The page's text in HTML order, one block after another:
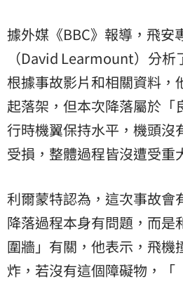
據外媒《BBC》報導，飛安
（David Learmount）分析
根據事故影片和相關資料，
起落架，但本次降落屬於「
行時機翼保持水平，機頭沒
受損，整體過程皆沒遭受重
利爾蒙特認為，這次事故會
降落過程本身有問題，而是
圍牆」有關，他表示，飛機
炸，若沒有這個障礙物，「